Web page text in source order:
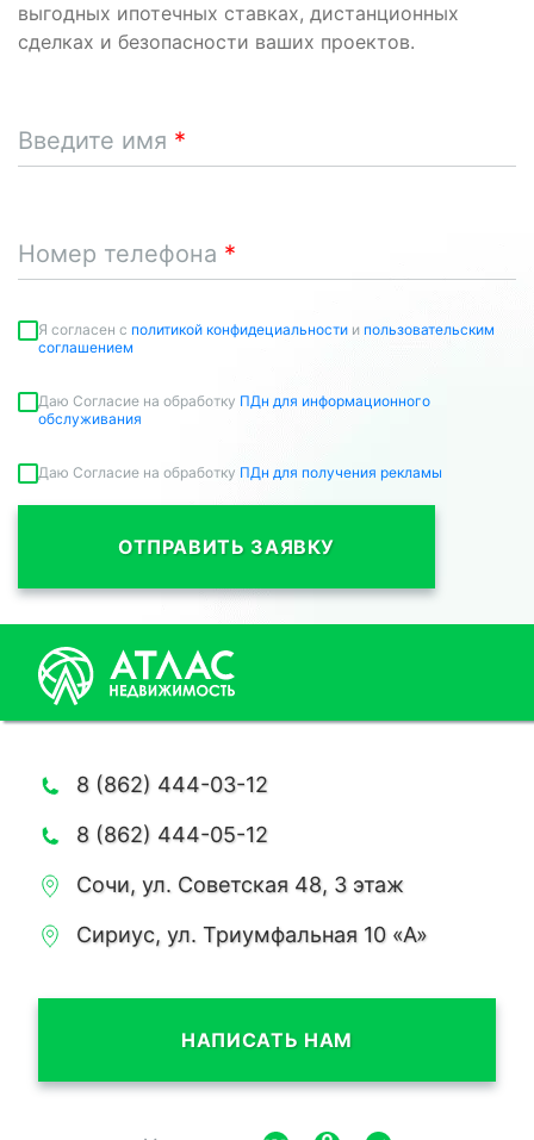
выгодных ипотечных ставках, дистанционных
сделках и безопасности ваших проектов.
Введите имя
Номер телефона
Я согласен c политикой конфидециальности и пользовательским
соглашением
Даю Согласие на обработку ПДн для информационного
обслуживания
Даю Согласие на обработку ПДн для получения рекламы
ОТПРАВИТЬ ЗАЯВКУ
8 (862) 444-03-12
8 (862) 444-05-12
Сочи, ул. Советская 48, 3 этаж
Сириус, ул. Триумфальная 10 «А»
НАПИСАТЬ НАМ